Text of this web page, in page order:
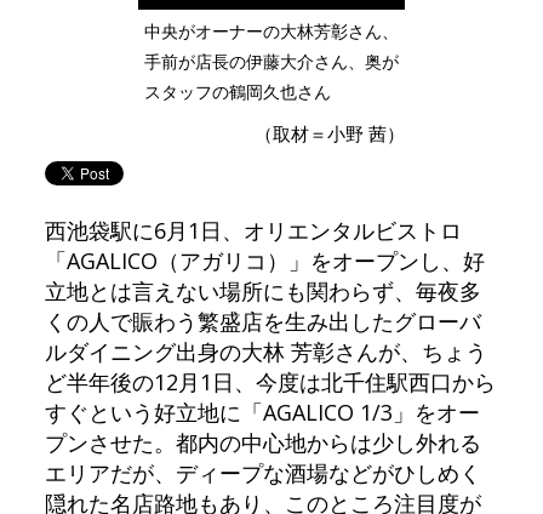
中央がオーナーの大林芳彰さん、
手前が店長の伊藤大介さん、奥が
スタッフの鶴岡久也さん
（取材＝小野 茜）
西池袋駅に6月1日、オリエンタルビストロ
「AGALICO（アガリコ）」をオープンし、好
立地とは言えない場所にも関わらず、毎夜多
くの人で賑わう繁盛店を生み出したグローバ
ルダイニング出身の大林 芳彰さんが、ちょう
ど半年後の12月1日、今度は北千住駅西口から
すぐという好立地に「AGALICO 1/3」をオー
プンさせた。都内の中心地からは少し外れる
エリアだが、ディープな酒場などがひしめく
隠れた名店路地もあり、このところ注目度が